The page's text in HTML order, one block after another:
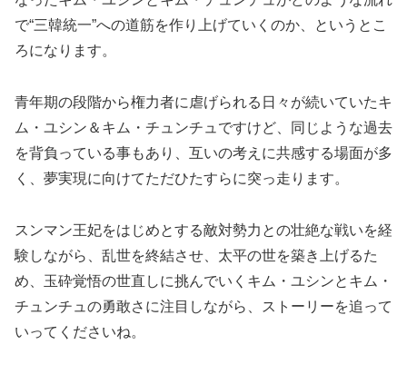
で“三韓統一”への道筋を作り上げていくのか、というとこ
ろになります。
青年期の段階から権力者に虐げられる日々が続いていたキ
ム・ユシン＆キム・チュンチュですけど、同じような過去
を背負っている事もあり、互いの考えに共感する場面が多
く、夢実現に向けてただひたすらに突っ走ります。
スンマン王妃をはじめとする敵対勢力との壮絶な戦いを経
験しながら、乱世を終結させ、太平の世を築き上げるた
め、玉砕覚悟の世直しに挑んでいくキム・ユシンとキム・
チュンチュの勇敢さに注目しながら、ストーリーを追って
いってくださいね。